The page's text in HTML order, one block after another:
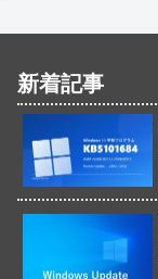
新着記事